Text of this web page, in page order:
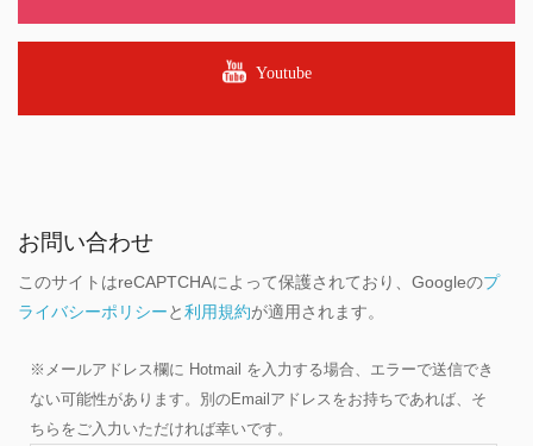
Youtube
お問い合わせ
このサイトはreCAPTCHAによって保護されており、Googleのプ
ライバシーポリシーと利用規約が適用されます。
※メールアドレス欄に Hotmail を入力する場合、エラーで送信でき
ない可能性があります。別のEmailアドレスをお持ちであれば、そ
ちらをご入力いただければ幸いです。